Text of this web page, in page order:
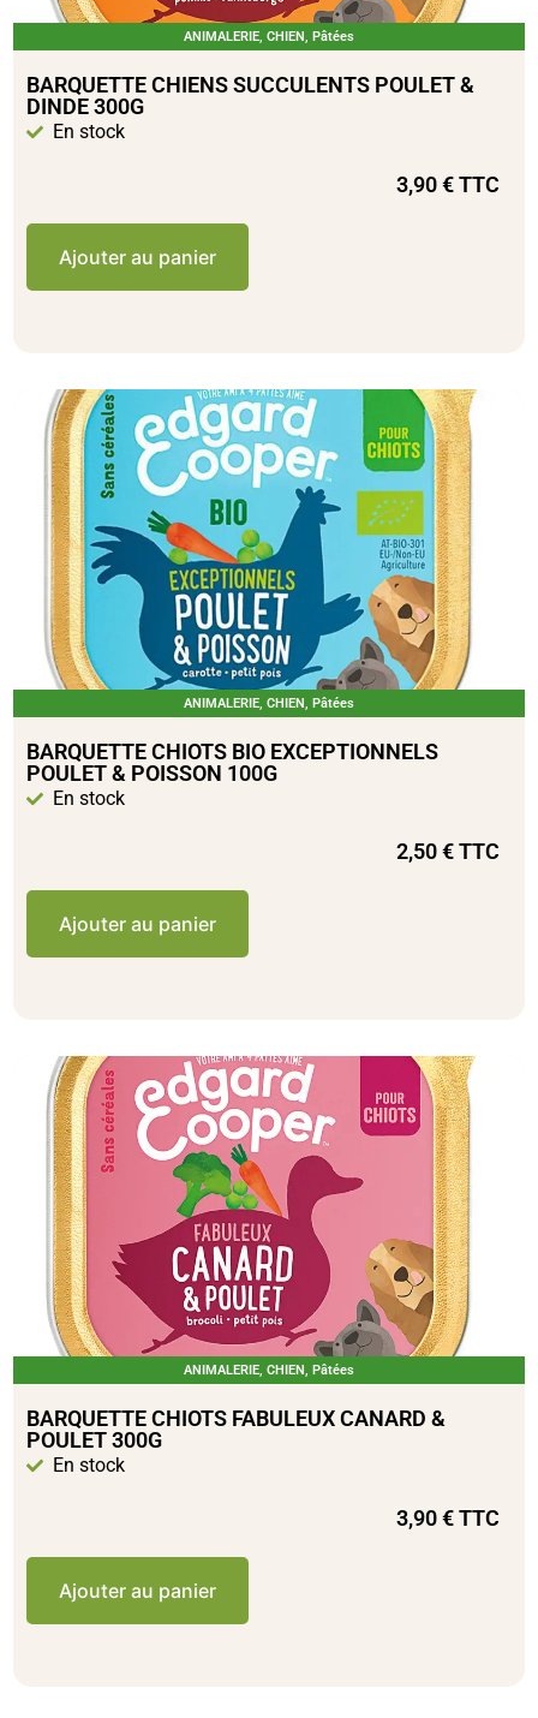
ANIMALERIE, CHIEN, Pâtées
BARQUETTE CHIENS SUCCULENTS POULET &
DINDE 300G
En stock
3,90€TTC
Ajouter au panier
ANIMALERIE, CHIEN, Pâtées
BARQUETTE CHIOTS BIO EXCEPTIONNELS
POULET & POISSON 100G
En stock
2,50€TTC
Ajouter au panier
ANIMALERIE, CHIEN, Pâtées
BARQUETTE CHIOTS FABULEUX CANARD &
POULET 300G
En stock
3,90€TTC
Ajouter au panier